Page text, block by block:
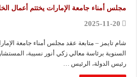
مجلس أمناء جامعة الإمارات يختتم أعمال
2025-11-20
شام تايمز – متابعة عقد مجلس أمناء جامعة
السنوية برئاسة معالي زكي أنور نسيبة،
رئيس الدولة، الرئيس …